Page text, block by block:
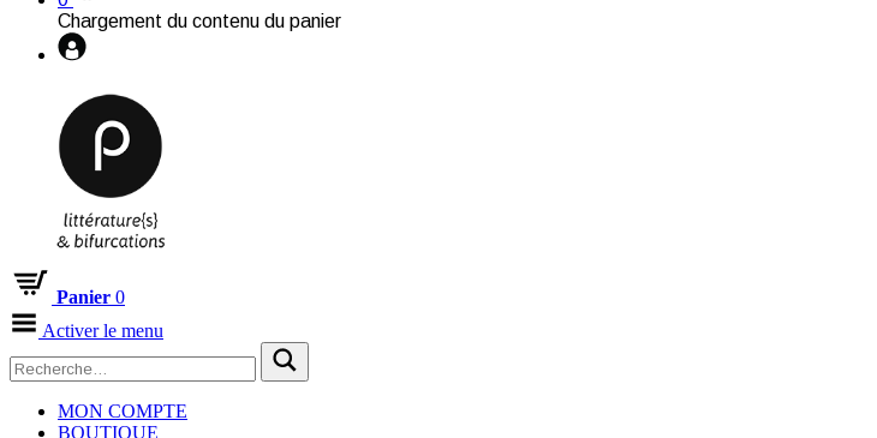
Chargement du contenu du panier
Panier 0
Activer le menu
MON COMPTE
BOUTIQUE